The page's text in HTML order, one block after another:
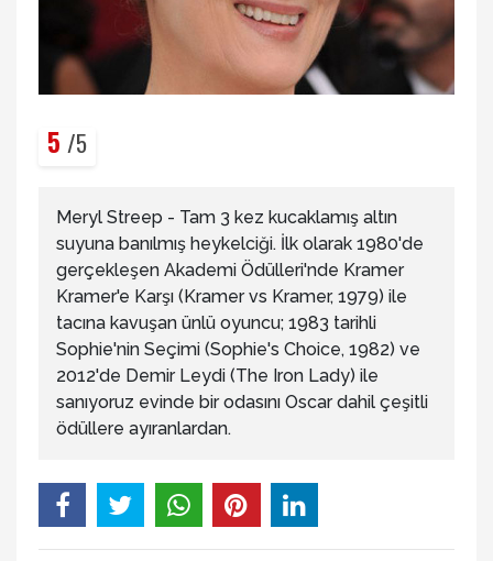
5 /5
Meryl Streep - Tam 3 kez kucaklamış altın
suyuna banılmış heykelciği. İlk olarak 1980'de
gerçekleşen Akademi Ödülleri'nde Kramer
Kramer'e Karşı (Kramer vs Kramer, 1979) ile
tacına kavuşan ünlü oyuncu; 1983 tarihli
Sophie'nin Seçimi (Sophie's Choice, 1982) ve
2012'de Demir Leydi (The Iron Lady) ile
sanıyoruz evinde bir odasını Oscar dahil çeşitli
ödüllere ayıranlardan.